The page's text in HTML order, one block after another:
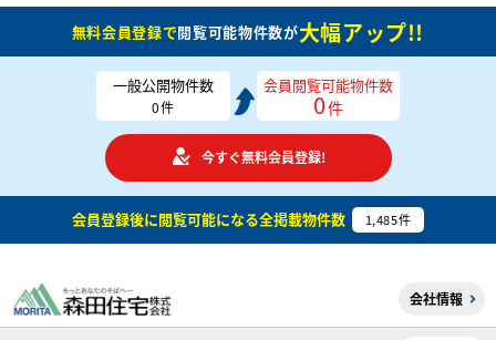
無料会員登録で閲覧可能物件数が大幅アップ!!
一般公開物件数
0件
会員閲覧可能物件数
0件
今すぐ無料会員登録!
会員登録後に閲覧可能になる全掲載物件数 1,485件
会社情報